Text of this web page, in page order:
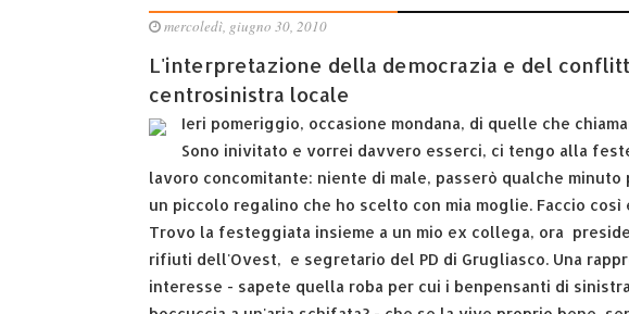
mercoledì, giugno 30, 2010
L'interpretazione della democrazia e del
centrosinistra locale
Ieri pomeriggio, occasione mondana, di quelle che
Sono inivitato e vorrei davvero esserci, ci tengo alla
lavoro concomitante: niente di male, passerò qualche minuto
un piccolo regalino che ho scelto con mia moglie. Faccio
Trovo la festeggiata insieme a un mio ex collega, ora
rifiuti dell'Ovest, e segretario del PD di Grugliasco. Una
interesse - sapete quella roba per cui i benpensanti di